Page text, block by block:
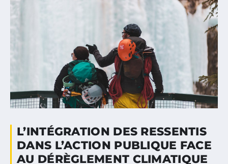
L’INTÉGRATION DES RESSENTIS
DANS L’ACTION PUBLIQUE FACE
AU DÉRÈGLEMENT CLIMATIQUE